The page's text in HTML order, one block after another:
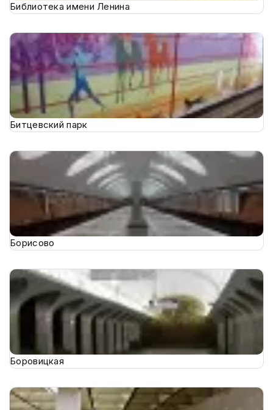
Библиотека имени Ленина
Битцевский парк
Борисово
Боровицкая